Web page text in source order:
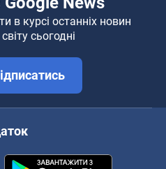
в курсі останніх новин
сьогодні